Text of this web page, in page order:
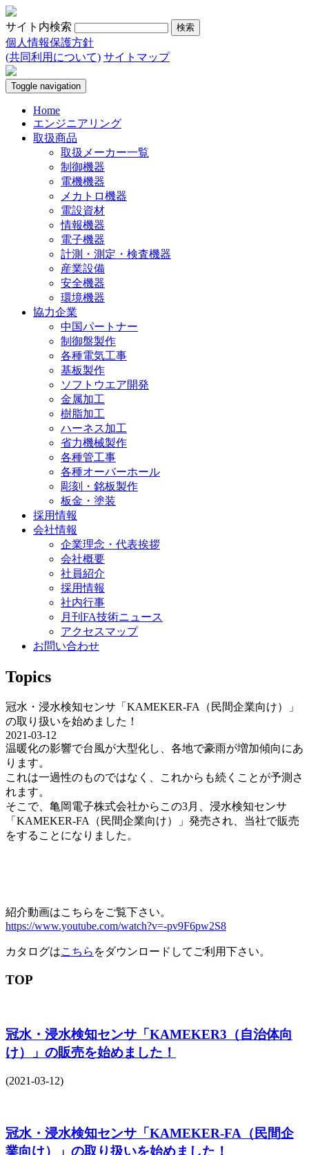
サイト内検索
個人情報保護方針
(共同利用について) サイトマップ
Toggle navigation
Home
エンジニアリング
取扱商品
取扱メーカー一覧
制御機器
電機機器
メカトロ機器
電設資材
情報機器
電子機器
計測・測定・検査機器
産業設備
安全機器
環境機器
協力企業
中国パートナー
制御盤製作
各種電気工事
基板製作
ソフトウエア開発
金属加工
樹脂加工
ハーネス加工
省力機械製作
各種管工事
各種オーバーホール
彫刻・銘板製作
板金・塗装
採用情報
会社情報
企業理念・代表挨拶
会社概要
社員紹介
採用情報
社内行事
月刊FA技術ニュース
アクセスマップ
お問い合わせ
Topics
冠水・浸水検知センサ「KAMEKER-FA（民間企業向け）」
の取り扱いを始めました！
2021-03-12
温暖化の影響で台風が大型化し、各地で豪雨が増加傾向にあ
ります。
これは一過性のものではなく、これからも続くことが予測さ
れます。
そこで、亀岡電子株式会社からこの3月、浸水検知センサ
「KAMEKER-FA（民間企業向け）」発売され、当社で販売
をすることになりました。
紹介動画はこちらをご覧下さい。
https://www.youtube.com/watch?v=-pv9F6pw2S8
カタログはこちら をダウンロードしてご利用下さい。
TOP
冠水・浸水検知センサ「KAMEKER3（自治体向
け）」の販売を始めました！
(2021-03-12)
冠水・浸水検知センサ「KAMEKER-FA（民間企
業向け）」の取り扱いを始めました！